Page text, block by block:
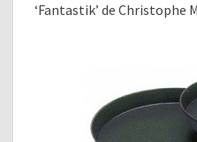
‘Fantastik’ de Christophe